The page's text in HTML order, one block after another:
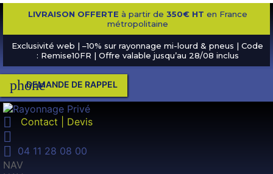
LIVRAISON OFFERTE à partir de 350€ HT en France
métropolitaine
Exclusivité web | –10% sur rayonnage mi-lourd & pneus | Code
: Remise10FR | Offre valable jusqu’au 28/08 inclus
phone
DEMANDE DE RAPPEL
 Contact | Devis


04 11 28 08 00
NAV